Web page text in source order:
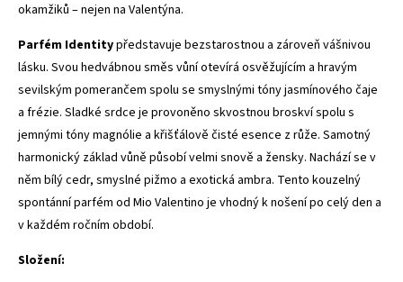
okamžiků – nejen na Valentýna.
Parfém Identitypředstavuje bezstarostnou a zároveň vášnivou
lásku. Svou hedvábnou směs vůní otevírá osvěžujícím a hravým
sevilským pomerančem spolu se smyslnými tóny jasmínového čaje
a frézie. Sladké srdce je provoněno skvostnou broskví spolu s
jemnými tóny magnólie a křišťálově čisté esence z růže. Samotný
harmonický základ vůně působí velmi snově a žensky. Nachází se v
něm bílý cedr, smyslné pižmo a exotická ambra. Tento kouzelný
spontánní parfém od Mio Valentino je vhodný k nošení po celý den a
v každém ročním období.
Složení: